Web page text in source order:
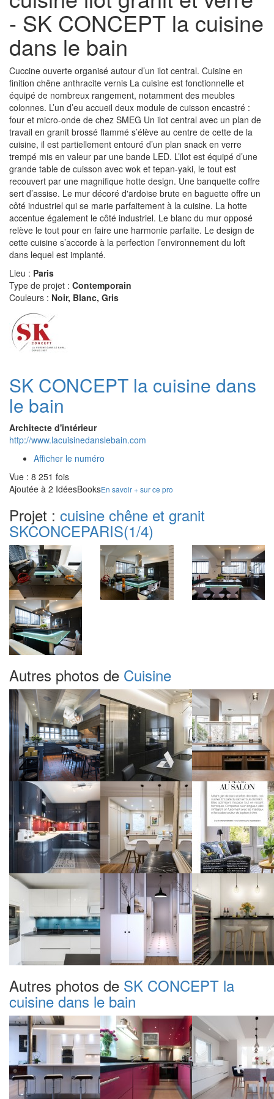
- SK CONCEPT la cuisine
dans le bain
Cuccine ouverte organisé autour d’un ilot central. Cuisine en
finition chêne anthracite vernis La cuisine est fonctionnelle et
équipé de nombreux rangement, notamment des meubles
colonnes. L’un d’eu accueil deux module de cuisson encastré :
four et micro-onde de chez SMEG Un ilot central avec un plan de
travail en granit brossé flammé s’élève au centre de cette de la
cuisine, il est partiellement entouré d’un plan snack en verre
trempé mis en valeur par une bande LED. L’ilot est équipé d’une
grande table de cuisson avec wok et tepan-yaki, le tout est
recouvert par une magnifique hotte design. Une banquette coffre
sert d’assise. Le mur décoré d'ardoise brute en baguette offre un
côté industriel qui se marie parfaitement à la cuisine. La hotte
accentue également le côté industriel. Le blanc du mur opposé
relève le tout pour en faire une harmonie parfaite. Le design de
cette cuisine s’accorde à la perfection l’environnement du loft
dans lequel est implanté.
Lieu : Paris
Type de projet : Contemporain
Couleurs : Noir, Blanc, Gris
SK CONCEPT la cuisine dans
le bain
Architecte d'intérieur
http://www.lacuisinedanslebain.com
Afficher le numéro
Vue : 8 251 fois
Ajoutée à 2 IdéesBooksEn savoir + sur ce pro
Projet : cuisine chêne et granit
SKCONCEPARIS(1/4)
Autres photos de Cuisine
Autres photos de SK CONCEPT la
cuisine dans le bain